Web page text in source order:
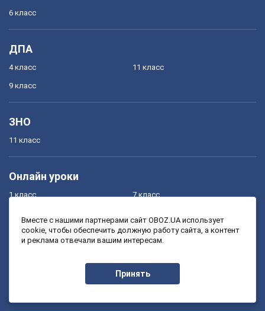
6 класс
ДПА
4 класс
9 класс
11 класс
ЗНО
11 класс
Онлайн уроки
1 класс
3 класс
7 класс
9 класс
Вместе с нашими партнерами сайт OBOZ.UA использует
cookie, чтобы обеспечить должную работу сайта, а контент
и реклама отвечали вашим интересам.
Принять